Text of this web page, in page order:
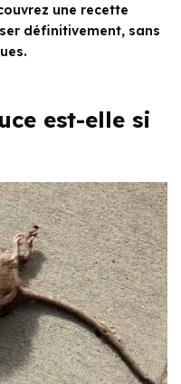
une recette
définitivement, sans
est-elle si